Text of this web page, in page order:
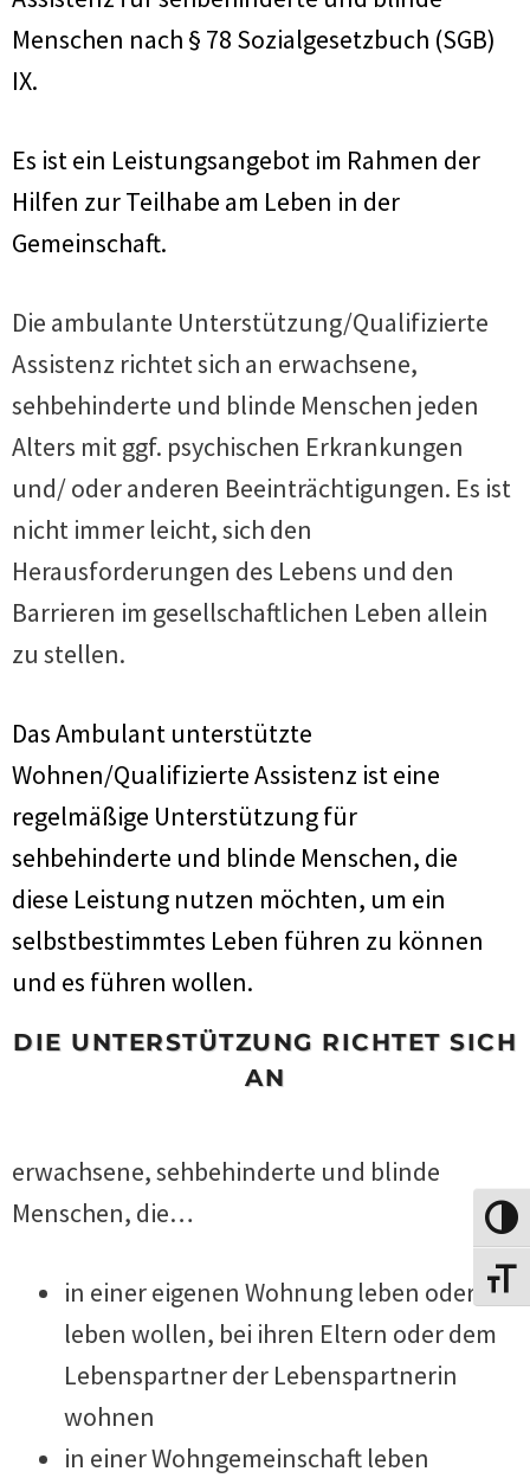
Schrift
Menschen nach § 78 Sozialgesetzbuch (SGB)
IX.
Es ist ein Leistungsangebot im Rahmen der
Hilfen zur Teilhabe am Leben in der
Gemeinschaft.
Die ambulante Unterstützung/Qualifizierte
Assistenz richtet sich an erwachsene,
sehbehinderte und blinde Menschen jeden
Alters mit ggf. psychischen Erkrankungen
und/ oder anderen Beeinträchtigungen. Es ist
nicht immer leicht, sich den
Herausforderungen des Lebens und den
Barrieren im gesellschaftlichen Leben allein
zu stellen.
Das Ambulant unterstützte
Wohnen/Qualifizierte Assistenz ist eine
regelmäßige Unterstützung für
sehbehinderte und blinde Menschen, die
diese Leistung nutzen möchten, um ein
selbstbestimmtes Leben führen zu können
und es führen wollen.
DIE UNTERSTÜTZUNG RICHTET SICH
AN
erwachsene, sehbehinderte und blinde
Menschen, die…
in einer eigenen Wohnung leben oder
leben wollen, bei ihren Eltern oder dem
Lebenspartner der Lebenspartnerin
wohnen
in einer Wohngemeinschaft leben